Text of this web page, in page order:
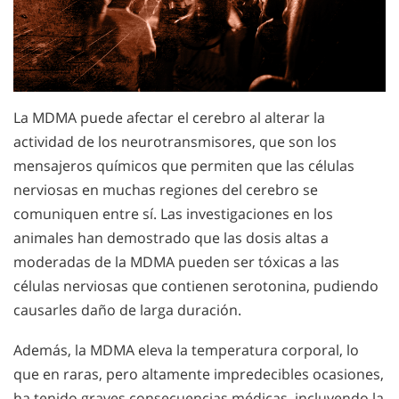
La MDMA puede afectar el cerebro al alterar la
actividad de los neurotransmisores, que son los
mensajeros químicos que permiten que las células
nerviosas en muchas regiones del cerebro se
comuniquen entre sí. Las investigaciones en los
animales han demostrado que las dosis altas a
moderadas de la MDMA pueden ser tóxicas a las
células nerviosas que contienen serotonina, pudiendo
causarles daño de larga duración.
Además, la MDMA eleva la temperatura corporal, lo
que en raras, pero altamente impredecibles ocasiones,